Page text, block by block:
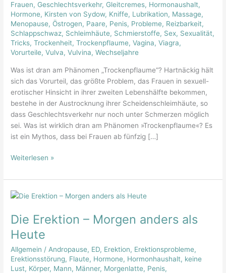
Frauen, Geschlechtsverkehr, Gleitcremes, Hormonaushalt,
Hormone, Kirsten von Sydow, Kniffe, Lubrikation, Massage,
Menopause, Östrogen, Paare, Penis, Probleme, Reizbarkeit,
Schlappschwaz, Schleimhäute, Schmierstoffe, Sex, Sexualität,
Tricks,Trockenheit,Trockenpflaume,Vagina,Viagra,
Vorurteile,Vulva,Vulvina,Wechseljahre
Was ist dran am Phänomen „Trockenpflaume“? Hartnäckig hält
sich das Vorurteil, das größte Problem, das Frauen in sexuell-
erotischer Hinsicht in ihrer zweiten Lebenshälfte bekommen,
bestehe in der Austrocknung ihrer Scheidenschleimhäute, so
dass Geschlechtsverkehr nur noch unter Schmerzen möglich
sei. Was ist wirklich dran am Phänomen »Trockenpflaume«? Es
ist ein Mythos, dass bei Frauen ab fünfzig […]
Weiterlesen »
Die Erektion – Morgen anders als
Heute
Allgemein / Andropause, ED, Erektion, Erektionsprobleme,
Erektionsstörung, Flaute, Hormone, Hormonhaushalt, keine
Lust, Körper, Mann, Männer, Morgenlatte, Penis,
Die
–
Morgen
anders
als
Heute